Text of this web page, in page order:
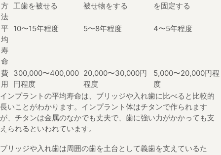
方
法
工歯を被せる
被せ物をする
を固定する
平
均
寿
命
10〜15年程度 5〜8年程度 4〜5年程度
費
用
300,000〜400,000
円程度
20,000〜30,000円
程度
5,000〜20,000円程
度
インプラントの平均寿命は、ブリッジや入れ歯に比べると比較的
長いことがわかります。インプラント体はチタンで作られます
が、チタンは金属のなかでも丈夫で、歯に強い力がかかっても支
えられるといわれています。
ブリッジや入れ歯は周囲の歯を土台として義歯を支えているた